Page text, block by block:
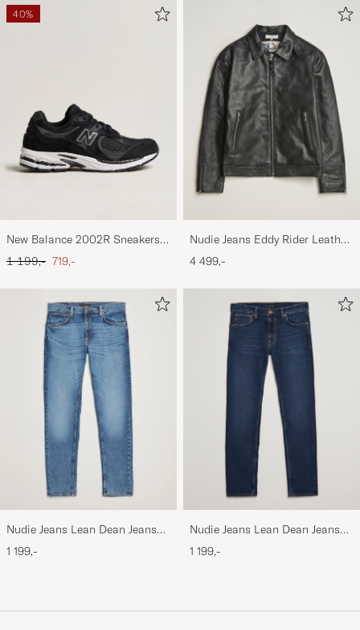
40%
New Balance 2002R Sneakers
Black
Ordinary pris
1 199,- Nedsat pris
719,-
Nudie Jeans Eddy Rider Leather
Jacket Black
4 499,-
Nudie Jeans Lean Dean Jeans
Lost Orange
1 199,-
Nudie Jeans Lean Dean Jeans
New Ink
1 199,-